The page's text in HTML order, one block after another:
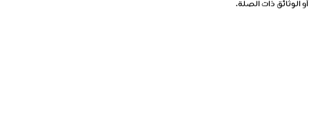
الوثائق ذات الصلة.